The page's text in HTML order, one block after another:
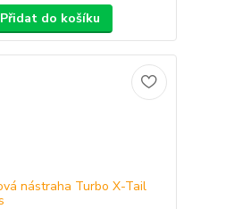
Přidat do košíku